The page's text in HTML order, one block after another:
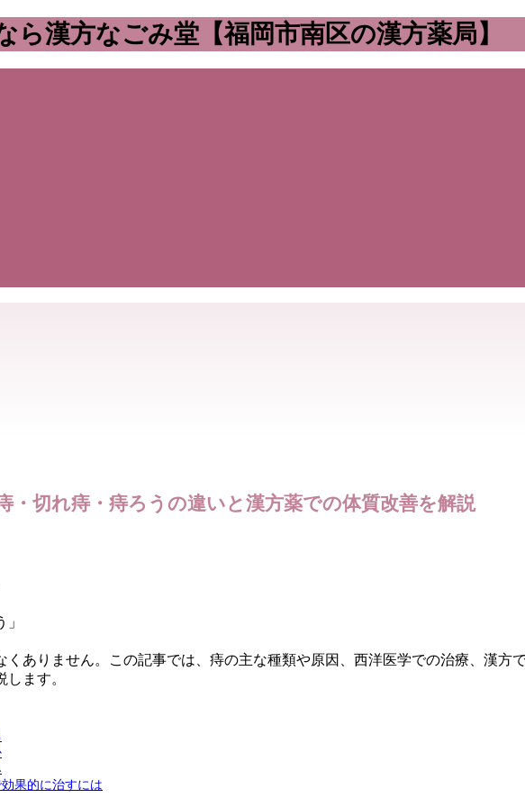
ら漢方なごみ堂【福岡市南区の漢方薬局】
・切れ痔・痔ろうの違いと漢方薬での体質改善を解説
くありません。この記事では、痔の主な種類や原因、西洋医学での治療、漢方
ます。
果的に治すには